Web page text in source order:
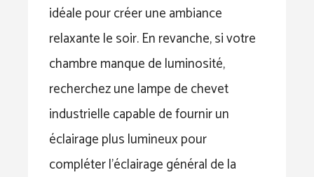
idéale pour créer une ambiance
relaxante le soir. En revanche, si votre
chambre manque de luminosité,
recherchez une lampe de chevet
industrielle capable de fournir un
éclairage plus lumineux pour
compléter l’éclairage général de la